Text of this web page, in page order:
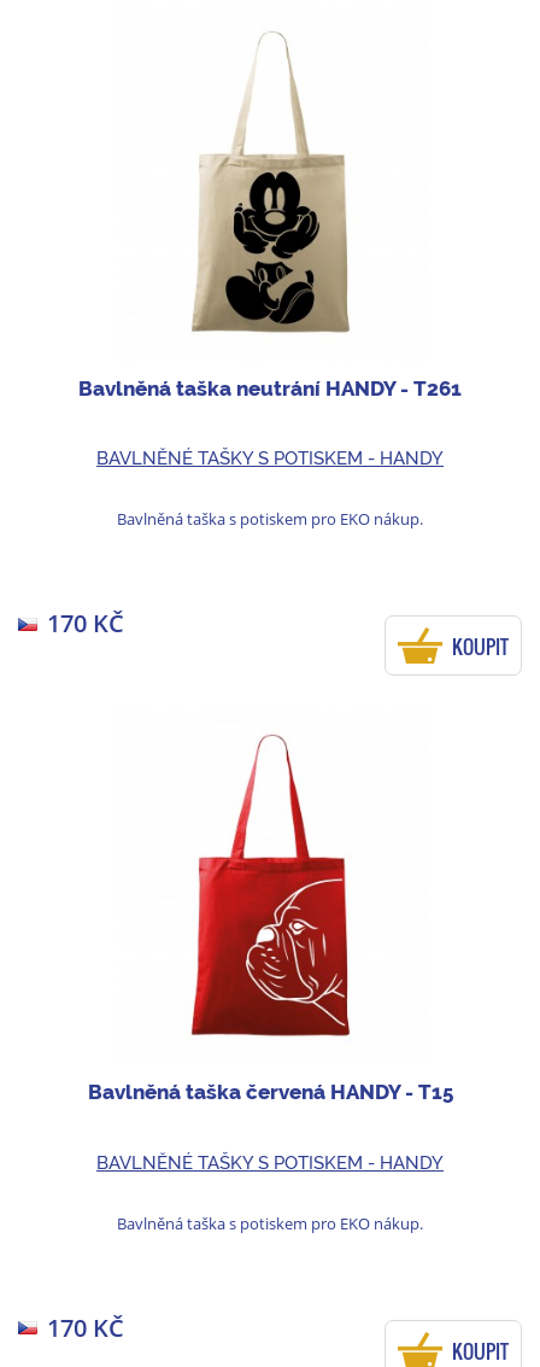
Bavlněná taška neutrání HANDY - T261
BAVLNĚNÉ TAŠKY S POTISKEM - HANDY
Bavlněná taška s potiskem pro EKO nákup.
170 KČ
KOUPIT
Bavlněná taška červená HANDY - T15
BAVLNĚNÉ TAŠKY S POTISKEM - HANDY
Bavlněná taška s potiskem pro EKO nákup.
170 KČ
KOUPIT